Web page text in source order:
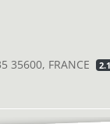
35600, FRANCE